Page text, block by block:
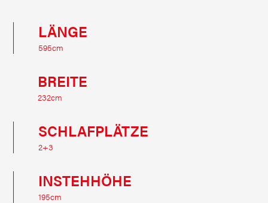
LÄNGE
595cm
BREITE
232cm
SCHLAFPLÄTZE
2+3
INSTEHHÖHE
195cm